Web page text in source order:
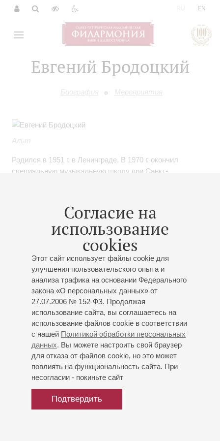
EN
Евгений Бродоцкий
Биография Мероприятия
Согласие на
использование
cookies
Этот сайт использует файлы cookie для
улучшения пользовательского опыта и
анализа трафика на основании Федерального
закона «О персональных данных» от
27.07.2006 № 152-ФЗ. Продолжая
использование сайта, вы соглашаетесь на
использование файлов cookie в соответствии
с нашей Политикой обработки персональных
данных. Вы можете настроить свой браузер
для отказа от файлов cookie, но это может
повлиять на функциональность сайта. При
несогласии - покиньте сайт
Подтвердить
Альт
Родился в 1951 г. в Ленинграде. В 1970 г. окончил
специальную музыкальную школу при Санкт-
(профессор Ю.Крамаров).
В 1974-75 гг. работал в оркестре Мариинского Театра, а с
1975 г. – в оркестре Санкт-Петербургской филармонии.
С 1987 г. работает в камерном ансамбле "Солисты
Ленинграда" ("Солисты Санкт-Петербурга"). Принимал
участие в многочисленных гастрольных поездках
ансамбля (США, Германия, Франция, Италия, Испания) и
в записи музыки для компакт-дисков (все скрипичные и
фортепианные концерты В.Моцарта, концерты
А.Вивальди). Много выступает в составе различных
камерных ансамблей, сотрудничает с ведущими
солистами Петербурга.
В сентябре 1995 г. был приглашён в ансамбль "Модерн-
трио", где проработал до 2000 г.
Е.Бродоцкий ведёт класс альта в Санкт-Петербургской
государственной консерватории и в Музыкальном